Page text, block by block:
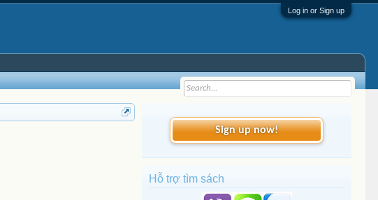
Log in or Sign up
Sign up now!
Hỗ trợ tìm sách